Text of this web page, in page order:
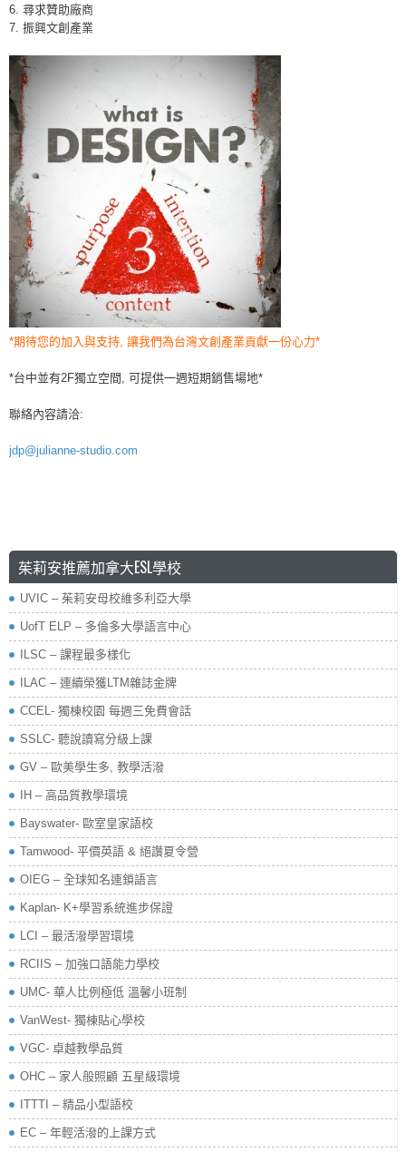
6. 尋求贊助廠商
7. 振興文創產業
*期待您的加入與支持, 讓我們為台灣文創產業貢獻一份心力*
*台中並有2F獨立空間, 可提供一週短期銷售場地*
聯絡內容請洽:
jdp@julianne-studio.com
茱莉安推薦加拿大ESL學校
UVIC – 茱莉安母校維多利亞大學
UofT ELP – 多倫多大學語言中心
ILSC – 課程最多樣化
ILAC – 連續榮獲LTM雜誌金牌
CCEL- 獨棟校園 每週三免費會話
SSLC- 聽說讀寫分級上課
GV – 歐美學生多, 教學活潑
IH – 高品質教學環境
Bayswater- 歐室皇家語校
Tamwood- 平價英語 & 絕讚夏令營
OIEG – 全球知名連鎖語言
Kaplan- K+學習系統進步保證
LCI – 最活潑學習環境
RCIIS – 加強口語能力學校
UMC- 華人比例極低 溫馨小班制
VanWest- 獨棟貼心學校
VGC- 卓越教學品質
OHC – 家人般照顧 五星級環境
ITTTI – 精品小型語校
EC – 年輕活潑的上課方式